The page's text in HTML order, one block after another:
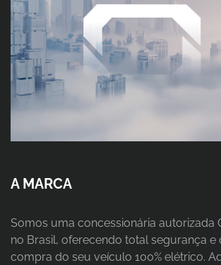
A MARCA
Somos uma concessionária autorizada
no Brasil, oferecendo total segurança e
compra do seu veículo 100% elétrico.